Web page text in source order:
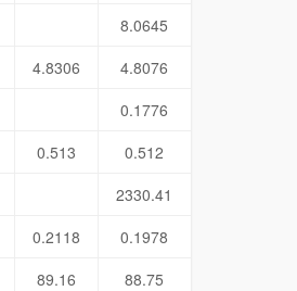
8.0645
4.8306
4.8076
0.1776
0.513
0.512
2330.41
0.2118
0.1978
89.16
88.75